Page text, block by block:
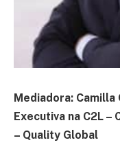
Mediadora:
Executiva na C2L –
– Quality Global